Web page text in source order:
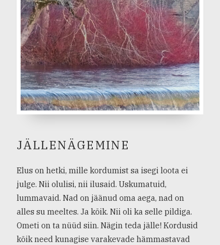
JÄLLENÄGEMINE
Elus on hetki, mille kordumist sa isegi loota ei
julge. Nii olulisi, nii ilusaid. Uskumatuid,
lummavaid. Nad on jäänud oma aega, nad on
alles su meeltes. Ja kõik. Nii oli ka selle pildiga.
Ometi on ta nüüd siin. Nägin teda jälle! Kordusid
kõik need kunagise varakevade hämmastavad